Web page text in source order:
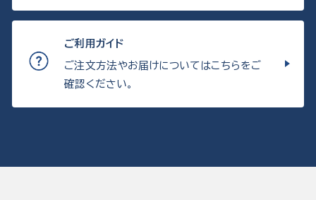
ご利用ガイド
ご注文方法やお届けについてはこちらをご
確認ください。